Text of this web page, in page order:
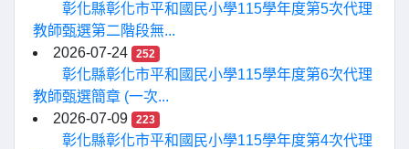
彰化縣彰化市平和國民小學115學年度第5次代理
教師甄選第二階段無...
2026-07-24
252
彰化縣彰化市平和國民小學115學年度第6次代理
教師甄選簡章 (一次...
2026-07-09
223
彰化縣彰化市平和國民小學115學年度第4次代理